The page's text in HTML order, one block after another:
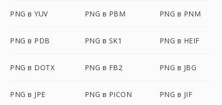
PNG в YUV PNG в PBM PNG в PNM
PNG в PDB PNG в SK1 PNG в HEIF
PNG в DOTX PNG в FB2 PNG в JBG
PNG в JPE PNG в PICON PNG в JIF